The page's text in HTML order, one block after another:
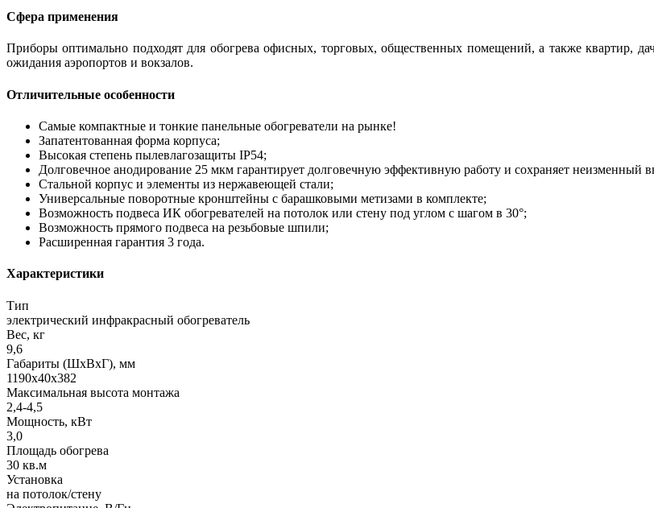
Сфера применения
Приборы оптимально подходят для обогрева офисных, торговых, общественных помещений, а также квартир,
ожидания аэропортов и вокзалов.
Отличительные особенности
Самые компактные и тонкие панельные обогреватели на рынке!
Запатентованная форма корпуса;
Высокая степень пылевлагозащиты IP54;
Долговечное анодирование 25 мкм гарантирует долговечную эффективную работу и сохраняет неизменный
Стальной корпус и элементы из нержавеющей стали;
Универсальные поворотные кронштейны с барашковыми метизами в комплекте;
Возможность подвеса ИК обогревателей на потолок или стену под углом с шагом в 30°;
Возможность прямого подвеса на резьбовые шпили;
Расширенная гарантия 3 года.
Характеристики
Тип
электрический инфракрасный обогреватель
Вес, кг
9,6
Габариты (ШхВхГ), мм
1190x40x382
Максимальная высота монтажа
2,4-4,5
Мощность, кВт
3,0
Площадь обогрева
30 кв.м
Установка
на потолок/стену